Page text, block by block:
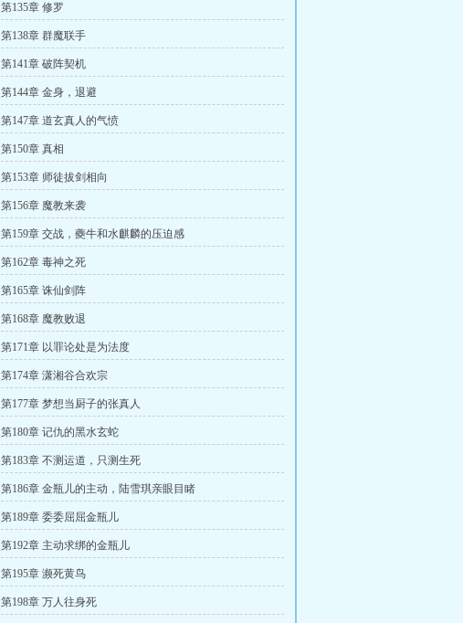
第135章 修罗
第138章 群魔联手
第141章 破阵契机
第144章 金身，退避
第147章 道玄真人的气愤
第150章 真相
第153章 师徒拔剑相向
第156章 魔教来袭
第159章 交战，夔牛和水麒麟的压迫感
第162章 毒神之死
第165章 诛仙剑阵
第168章 魔教败退
第171章 以罪论处是为法度
第174章 潇湘谷合欢宗
第177章 梦想当厨子的张真人
第180章 记仇的黑水玄蛇
第183章 不测运道，只测生死
第186章 金瓶儿的主动，陆雪琪亲眼目睹
第189章 委委屈屈金瓶儿
第192章 主动求绑的金瓶儿
第195章 濒死黄鸟
第198章 万人往身死